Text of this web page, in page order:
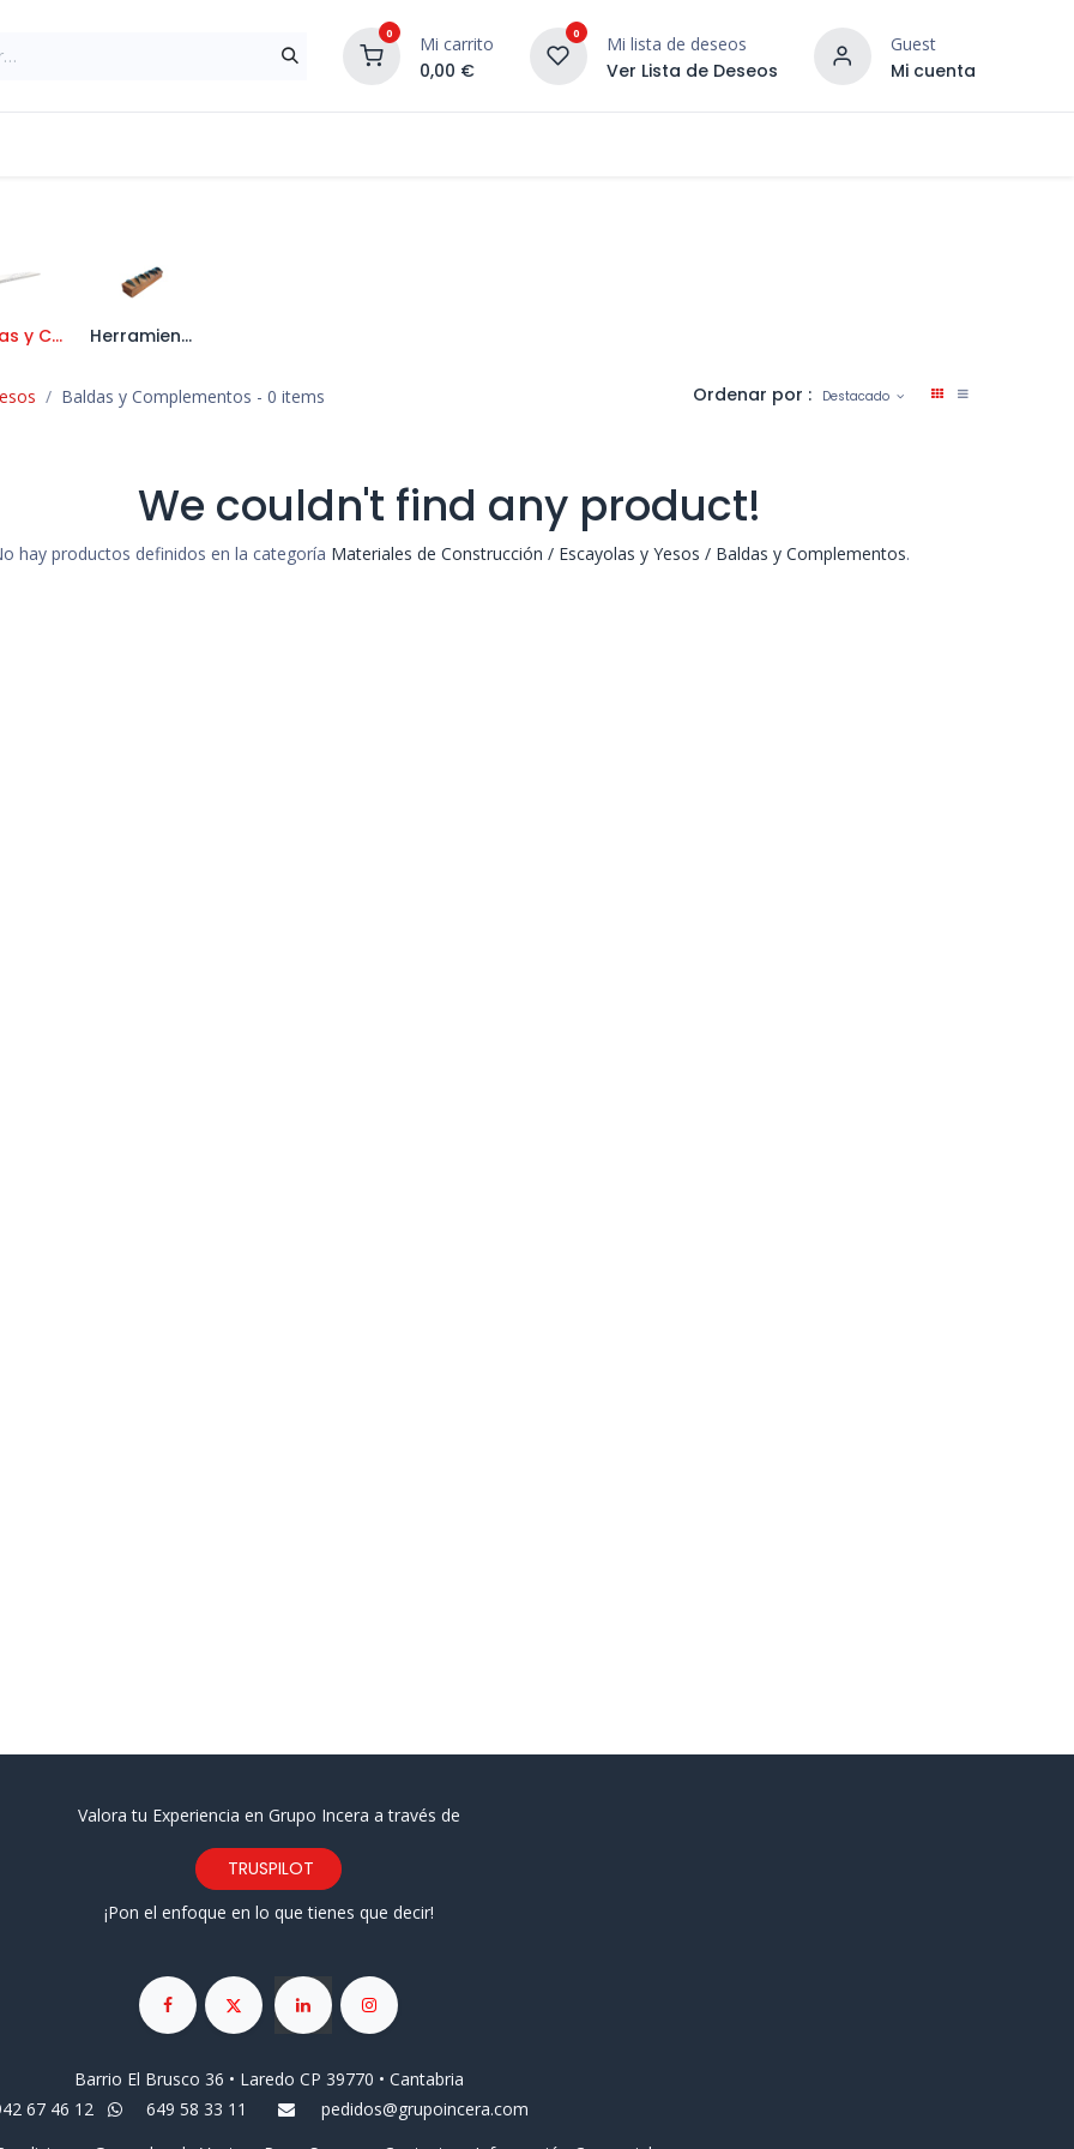
0 Mi carrito
0,00 €
0 Mi lista de deseos
Ver Lista de Deseos
Guest
Mi cuenta
¡DESCUBRE NUESTRO
Baldas y Complementos Herramientas para la Escayola
Baldas y Complementos - 0 items Ordenar por : Destacado
We couldn't find any product!
hay productos definidos en la categoría Materiales de Construcción / Escayolas y Yesos / Baldas y Complementos.
Valora tu Experiencia en Grupo Incera a través de
TRUSPILOT
¡Pon el enfoque en lo que tienes que decir!
Barrio El Brusco 36 • Laredo CP 39770 • Cantabria
67 46 12
649 58 33 11
pedidos@grupoincera.com